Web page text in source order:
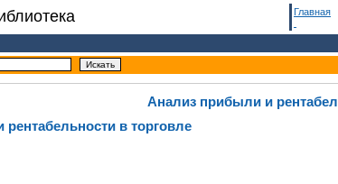
Главная
Анализ прибыли и
в торговле